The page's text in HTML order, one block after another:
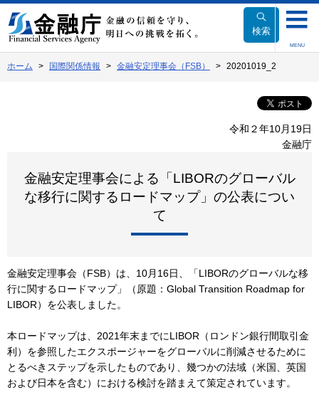
文
へ
動
検索
MENU
ホーム 国際関係情報 金融安定理事会（FSB） 20201019_2
令和２年10月19日
金融庁
金融安定理事会による「LIBORのグローバル
な移行に関するロードマップ」の公表につい
て
金融安定理事会（FSB）は、10月16日、「LIBORのグローバルな移
行に関するロードマップ」（原題：Global Transition Roadmap for
LIBOR）を公表しました。
本ロードマップは、2021年末までにLIBOR（ロンドン銀行間取引金
利）を参照したエクスポージャーをグローバルに削減させるために
とるべきステップを示したものであり、幾つかの法域（米国、英国
および日本を含む）における検討を踏まえて策定されています。